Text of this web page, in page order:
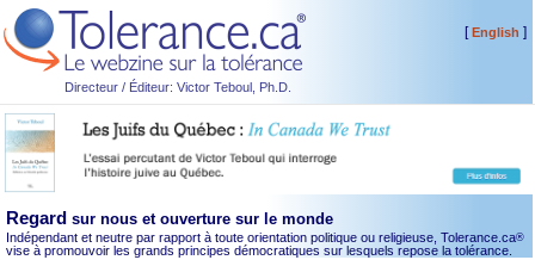
Directeur / Éditeur: Victor Teboul, Ph.D.
[English ]
Regard sur nous et ouverture sur le monde
Indépendant et neutre par rapport à toute orientation politique ou religieuse, Tolerance.ca®
vise à promouvoir les grands principes démocratiques sur lesquels repose la tolérance.